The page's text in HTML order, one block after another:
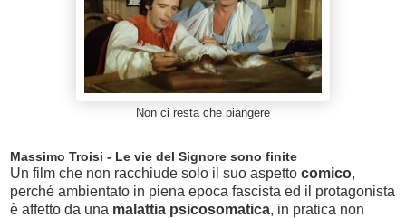
Non ci resta che piangere
Massimo Troisi - Le vie del Signore sono finite
Un film che non racchiude solo il suo aspetto comico,
perché ambientato in piena epoca fascista ed il protagonista
è affetto da una malattia psicosomatica, in pratica non